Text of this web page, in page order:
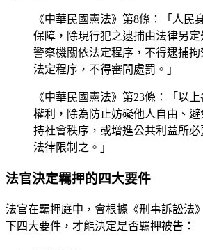
《中華民國憲法》第8條：「人民
保障，除現行犯之逮捕由法律另
警察機關依法定程序，不得逮捕
法定程序，不得審問處罰。」
《中華民國憲法》第23條：「以
權利，除為防止妨礙他人自由、
持社會秩序，或增進公共利益所
法律限制之。」
法官決定羈押的四大要件
法官在羈押庭中，會根據《刑事訴訟法
下四大要件，才能決定是否羈押被告：